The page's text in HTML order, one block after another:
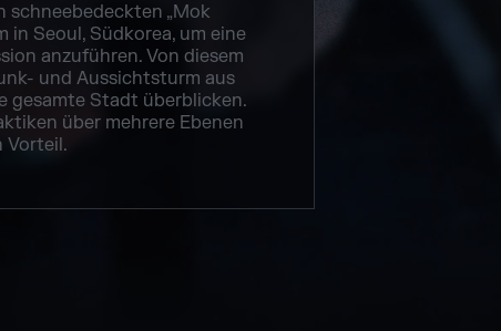
schneebedeckten „Mok
in Seoul, Südkorea, um eine
anzuführen. Von diesem
und Aussichtsturm aus
gesamte Stadt überblicken.
über mehrere Ebenen
Vorteil.